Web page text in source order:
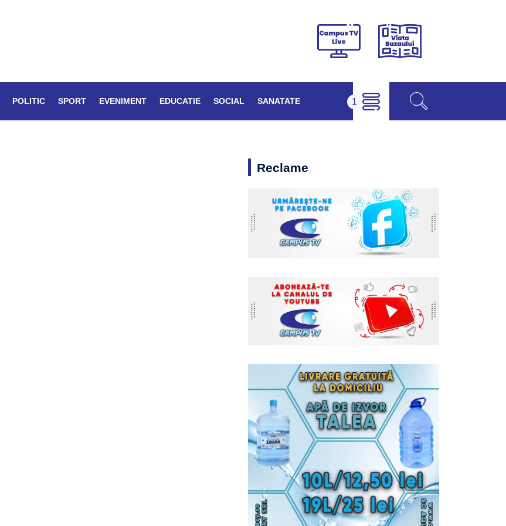
Campus
Viața
POLITIC SPORT EVENIMENT EDUCATIE SOCIAL SANATATE
Reclame